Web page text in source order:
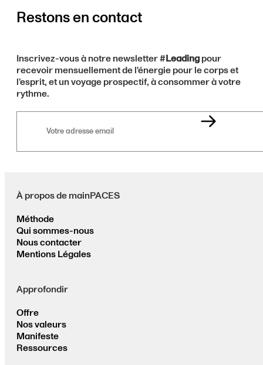
Restons en contact
Inscrivez-vous à notre newsletter #Leadingpour
recevoir mensuellement de l'énergie pour le corps et
l’esprit, et un voyage prospectif, à consommer à votre
rythme.
À propos de mainPACES
Méthode
Qui sommes-nous
Nous contacter
Mentions Légales
Approfondir
Offre
Nos valeurs
Manifeste
Ressources